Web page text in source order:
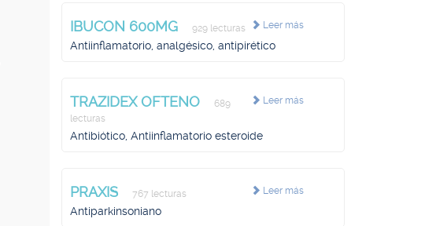
Leer más
IBUCON 600MG 929 lecturas
Antiinflamatorio, analgésico, antipirético
Leer más
TRAZIDEX OFTENO
689
lecturas
Antibiótico, Antiinflamatorio esteroide
Leer más
PRAXIS 767 lecturas
Antiparkinsoniano